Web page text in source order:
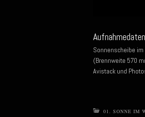
Sonnenscheibe
(Brennweite 570
Avistack und
01. SONNE IM